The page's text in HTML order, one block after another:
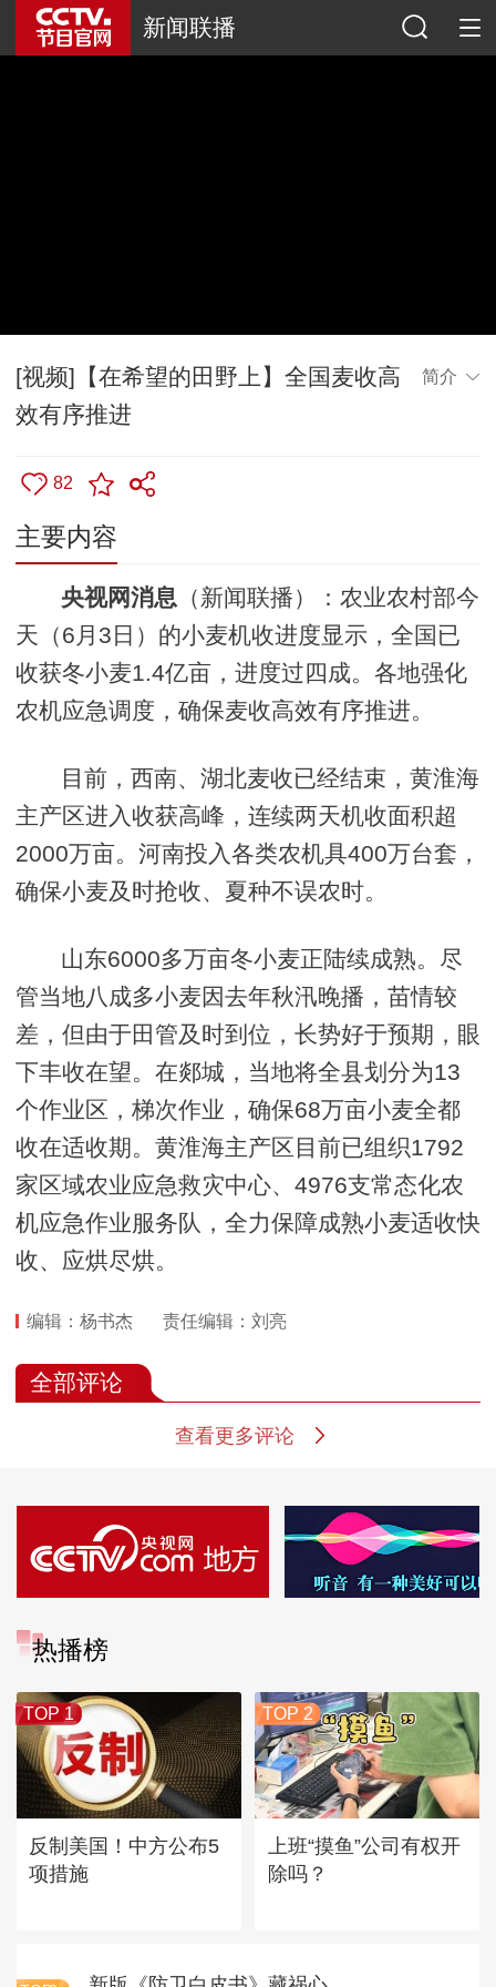
新闻联播
[视频]【在希望的田野上】全国麦收高
效有序推进
简介
82
主要内容
央视网消息 （新闻联播）：农业农村部今
天（6月3日）的小麦机收进度显示，全国已
收获冬小麦1.4亿亩，进度过四成。各地强化
农机应急调度，确保麦收高效有序推进。
目前，西南、湖北麦收已经结束，黄淮海
主产区进入收获高峰，连续两天机收面积超
2000万亩。河南投入各类农机具400万台套，
确保小麦及时抢收、夏种不误农时。
山东6000多万亩冬小麦正陆续成熟。尽
管当地八成多小麦因去年秋汛晚播，苗情较
差，但由于田管及时到位，长势好于预期，眼
下丰收在望。在郯城，当地将全县划分为13
个作业区，梯次作业，确保68万亩小麦全都
收在适收期。黄淮海主产区目前已组织1792
家区域农业应急救灾中心、4976支常态化农
机应急作业服务队，全力保障成熟小麦适收快
收、应烘尽烘。
编辑：杨书杰 责任编辑：刘亮
全部评论
查看更多评论
热播榜
TOP 1
反制美国！中方公布5
项措施
TOP 2
上班“摸鱼”公司有权开
除吗？